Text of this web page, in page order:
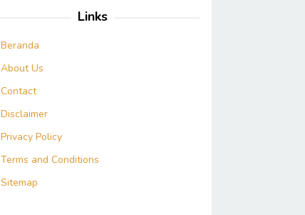
Links
Beranda
About Us
Contact
Disclaimer
Privacy Policy
Terms and Conditions
Sitemap